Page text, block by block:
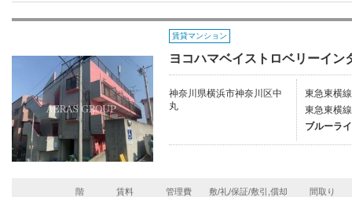
賃貸マンション
ヨコハマベイストロベリーイン
神奈川県横浜市神奈川区中
丸
東急東横
東急東横
ブルーラ
階 賃料 管理費 敷/礼/保証/敷引,償却 間取り